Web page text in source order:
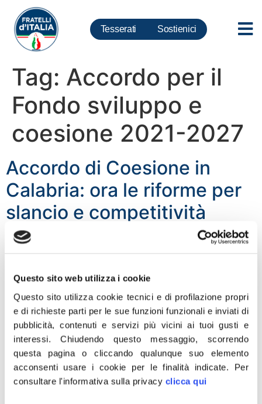
Questo sito web utilizza i cookie
Questo sito utilizza cookie tecnici e di profilazione propri
e di richieste parti per le sue funzioni funzionali e inviati di
pubblicità, contenuti e servizi più vicini ai tuoi gusti e
interessi.Chiudendo questo messaggio, scorrendo
questa pagina o cliccando qualunque suo elemento
acconsenti usare i cookie per le finalità indicate. Per
consultare l'informativa sulla privacy clicca qui
Tesserati Sostienici
Tag: Accordo per il
Fondo sviluppo e
coesione 2021-2027
Accordo di Coesione in
Calabria: ora le riforme per
slancio e competitività
“La Calabria è la prima regione del Sud a siglare